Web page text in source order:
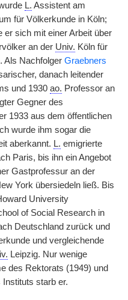
L. Assistent am
für Völkerkunde in Köln;
er sich mit einer Arbeit über
an der Univ. Köln für
Als Nachfolger Graebners
danach leitender
und 1930 ao. Professor an
Gegner des
1933 aus dem öffentlichen
wurde ihm sogar die
aberkannt. L. emigrierte
Paris, bis ihn ein Angebot
Gastprofessur an der
York übersiedeln ließ. Bis
University
of Social Research in
Deutschland zurück und
und vergleichende
Leipzig. Nur wenige
des Rektorats (1949) und
starb er.